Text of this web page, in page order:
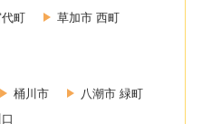
町
草加市 西町
桶川市
八潮市 緑町